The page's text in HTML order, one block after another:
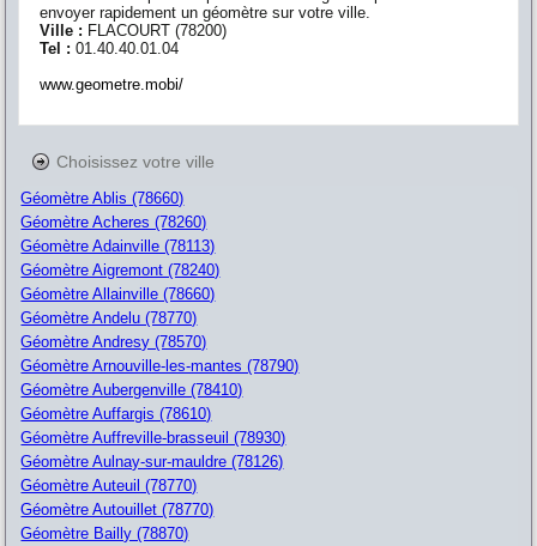
envoyer rapidement un géomètre sur votre ville.
Ville : FLACOURT (78200)
Tel :01.40.40.01.04
www.geometre.mobi/
Choisissez votre ville
Géomètre Ablis (78660)
Géomètre Acheres (78260)
Géomètre Adainville (78113)
Géomètre Aigremont (78240)
Géomètre Allainville (78660)
Géomètre Andelu (78770)
Géomètre Andresy (78570)
Géomètre Arnouville-les-mantes (78790)
Géomètre Aubergenville (78410)
Géomètre Auffargis (78610)
Géomètre Auffreville-brasseuil (78930)
Géomètre Aulnay-sur-mauldre (78126)
Géomètre Auteuil (78770)
Géomètre Autouillet (78770)
Géomètre Bailly (78870)